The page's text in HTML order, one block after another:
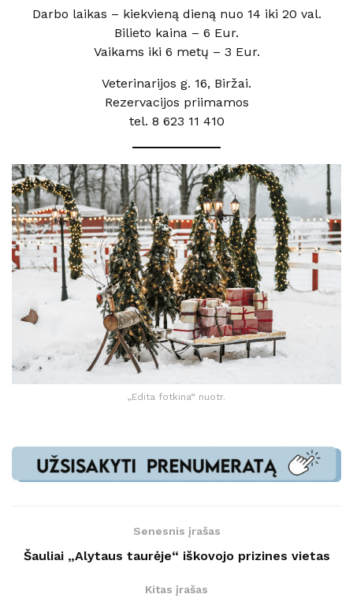
Darbo laikas – kiekvieną dieną nuo 14 iki 20 val.
Bilieto kaina – 6 Eur.
Vaikams iki 6 metų – 3 Eur.
Veterinarijos g. 16, Biržai.
Rezervacijos priimamos
tel. 8 623 11 410
„Edita fotkina“ nuotr.
Senesnis įrašas
Šauliai „Alytaus taurėje“ iškovojo prizines vietas
Kitas įrašas